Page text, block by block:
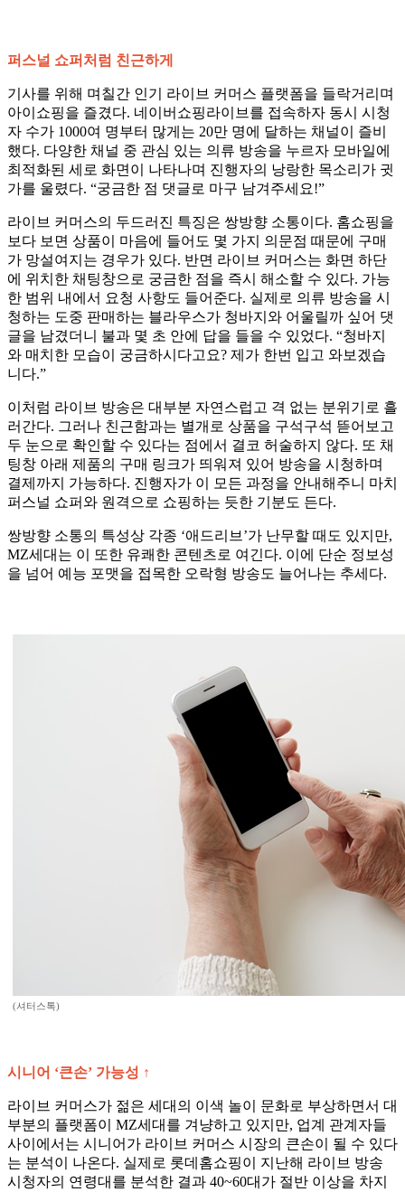
퍼스널 쇼퍼처럼 친근하게
기사를 위해 며칠간 인기 라이브 커머스 플랫폼을 들락거리며
아이쇼핑을 즐겼다. 네이버쇼핑라이브를 접속하자 동시 시청
자 수가 1000여 명부터 많게는 20만 명에 달하는 채널이 즐비
했다. 다양한 채널 중 관심 있는 의류 방송을 누르자 모바일에
최적화된 세로 화면이 나타나며 진행자의 낭랑한 목소리가 귓
가를 울렸다. “궁금한 점 댓글로 마구 남겨주세요!”
라이브 커머스의 두드러진 특징은 쌍방향 소통이다. 홈쇼핑을
보다 보면 상품이 마음에 들어도 몇 가지 의문점 때문에 구매
가 망설여지는 경우가 있다. 반면 라이브 커머스는 화면 하단
에 위치한 채팅창으로 궁금한 점을 즉시 해소할 수 있다. 가능
한 범위 내에서 요청 사항도 들어준다. 실제로 의류 방송을 시
청하는 도중 판매하는 블라우스가 청바지와 어울릴까 싶어 댓
글을 남겼더니 불과 몇 초 안에 답을 들을 수 있었다. “청바지
와 매치한 모습이 궁금하시다고요? 제가 한번 입고 와보겠습
니다.”
이처럼 라이브 방송은 대부분 자연스럽고 격 없는 분위기로 흘
러간다. 그러나 친근함과는 별개로 상품을 구석구석 뜯어보고
두 눈으로 확인할 수 있다는 점에서 결코 허술하지 않다. 또 채
팅창 아래 제품의 구매 링크가 띄워져 있어 방송을 시청하며
결제까지 가능하다. 진행자가 이 모든 과정을 안내해주니 마치
퍼스널 쇼퍼와 원격으로 쇼핑하는 듯한 기분도 든다.
쌍방향 소통의 특성상 각종 ‘애드리브’가 난무할 때도 있지만,
MZ세대는 이 또한 유쾌한 콘텐츠로 여긴다. 이에 단순 정보성
을 넘어 예능 포맷을 접목한 오락형 방송도 늘어나는 추세다.
(셔터스톡)
시니어 ‘큰손’ 가능성 ↑
라이브 커머스가 젊은 세대의 이색 놀이 문화로 부상하면서 대
부분의 플랫폼이 MZ세대를 겨냥하고 있지만, 업계 관계자들
사이에서는 시니어가 라이브 커머스 시장의 큰손이 될 수 있다
는 분석이 나온다. 실제로 롯데홈쇼핑이 지난해 라이브 방송
시청자의 연령대를 분석한 결과 40~60대가 절반 이상을 차지